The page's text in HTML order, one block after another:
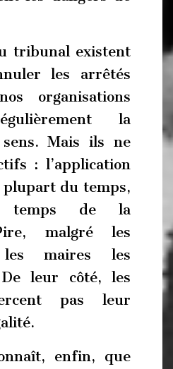
tribunal existent
les arrêtés
organisations
la
Mais ils ne
: l’application
plupart du temps,
temps de la
malgré les
les maires les
leur côté, les
pas leur
enfin, que